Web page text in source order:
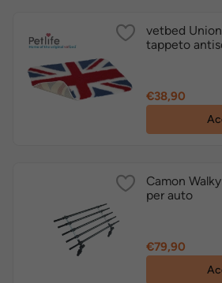
vetbed
tappeto
Prezzo
€38,90
Camon
per auto
Prezzo
€79,90